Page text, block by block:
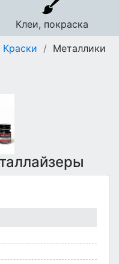
Клеи, покраска
Краски / Металлики